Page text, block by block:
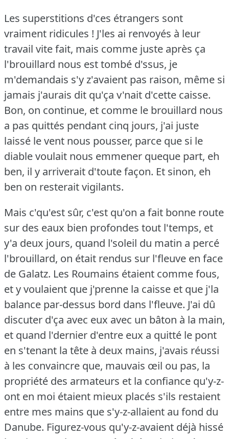
Les superstitions d'ces étrangers sont
vraiment ridicules ! J'les ai renvoyés à leur
travail vite fait, mais comme juste après ça
l'brouillard nous est tombé d'ssus, je
m'demandais s'y z'avaient pas raison, même si
jamais j'aurais dit qu'ça v'nait d'cette caisse.
Bon, on continue, et comme le brouillard nous
a pas quittés pendant cinq jours, j'ai juste
laissé le vent nous pousser, parce que si le
diable voulait nous emmener queque part, eh
ben, il y arriverait d'toute façon. Et sinon, eh
ben on resterait vigilants.
Mais c'qu'est sûr, c'est qu'on a fait bonne route
sur des eaux bien profondes tout l'temps, et
y'a deux jours, quand l'soleil du matin a percé
l'brouillard, on était rendus sur l'fleuve en face
de Galatz. Les Roumains étaient comme fous,
et y voulaient que j'prenne la caisse et que j'la
balance par-dessus bord dans l'fleuve. J'ai dû
discuter d'ça avec eux avec un bâton à la main,
et quand l'dernier d'entre eux a quitté le pont
en s'tenant la tête à deux mains, j'avais réussi
à les convaincre que, mauvais œil ou pas, la
propriété des armateurs et la confiance qu'y-z-
ont en moi étaient mieux placés s'ils restaient
entre mes mains que s'y-z-allaient au fond du
Danube. Figurez-vous qu'y-z-avaient déjà hissé